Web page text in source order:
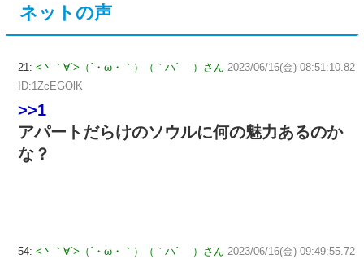
ネットの声
21: <丶｀∀´>（´・ω・｀）（｀ハ´ ）さん 2023/06/16(金) 08:51:10.82
ID:1ZcEGOlK
>>1
アパートだらけのソウルに何の魅力あるのか
な？
54: <丶｀∀´>（´・ω・｀）（｀ハ´ ）さん 2023/06/16(金) 09:49:55.72